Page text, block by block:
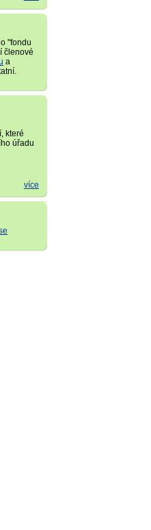
"fondu
členové
a
které
úřadu
více